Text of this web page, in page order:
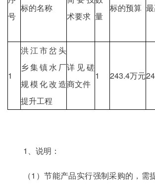
号
标的名称
术要求 量
标的预算
1
洪江市岔头
乡集镇水厂
规模化改造
提升工程
详见磋
商文件
1 243.4万元
1、说明：
（1）节能产品实行强制采购的，需